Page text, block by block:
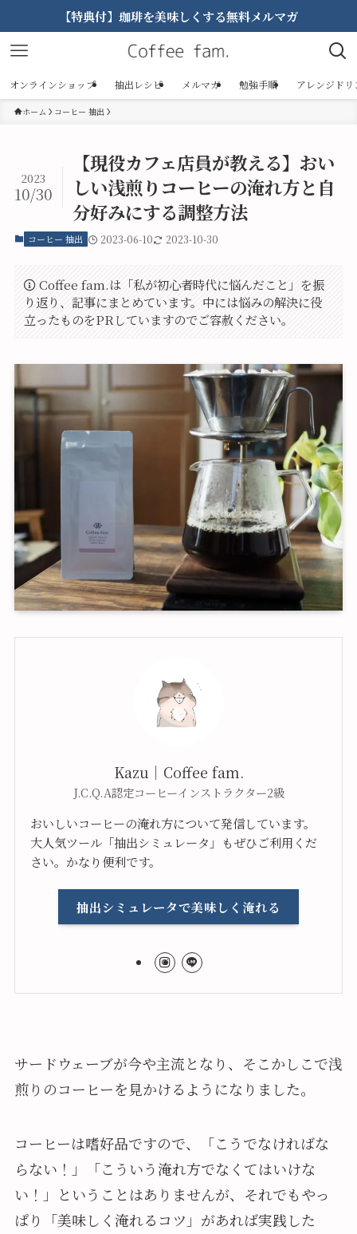
【特典付】珈琲を美味しくする無料メルマガ
オンラインショップ 抽出レシピ メルマガ 勉強手順 アレンジドリ
ホーム コーヒー 抽出
【現役カフェ店員が教える】おい
しい浅煎りコーヒーの淹れ方と自
分好みにする調整方法
2023
10/30
コーヒー 抽出 2023-06-10 2023-10-30
Coffee fam.は「私が初心者時代に悩んだこと」を振
り返り、記事にまとめています。中には悩みの解決に役
立ったものをPRしていますのでご容赦ください。
Kazu｜Coffee fam.
J.C.Q.A認定コーヒーインストラクター2級
おいしいコーヒーの淹れ方について発信しています。
大人気ツール「抽出シミュレータ」もぜひご利用くだ
さい。かなり便利です。
抽出シミュレータで美味しく淹れる
サードウェーブが今や主流となり、そこかしこで浅
煎りのコーヒーを見かけるようになりました。
コーヒーは嗜好品ですので、「こうでなければな
らない！」「こういう淹れ方でなくてはいけな
い！」ということはありませんが、それでもやっ
ぱり「美味しく淹れるコツ」があれば実践した